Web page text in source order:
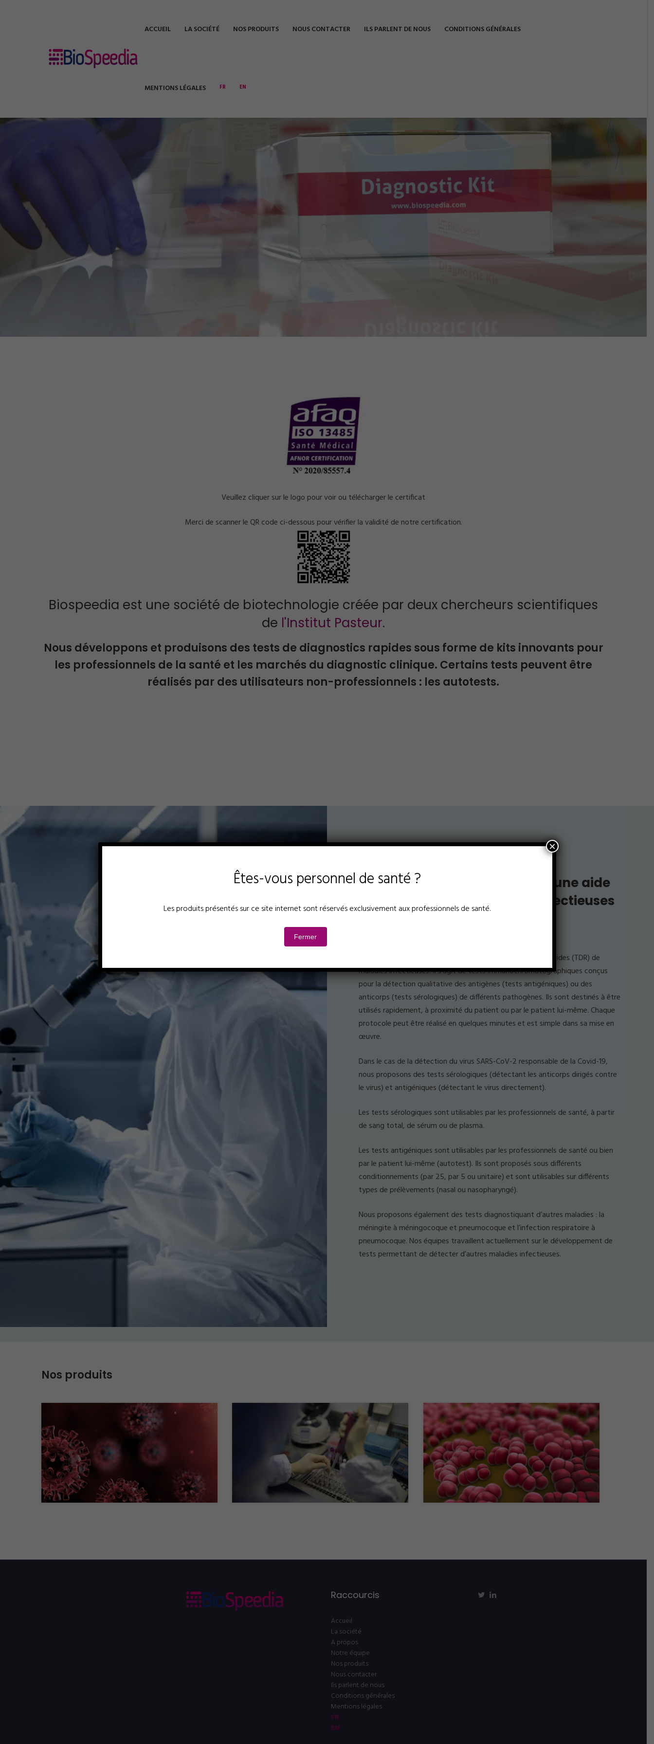
ACCUEIL LA SOCIÉTÉ NOS PRODUITS NOUS CONTACTER ILS PARLENT DE NOUS CONDITIONS GÉNÉRALES
MENTIONS LÉGALES FR EN
Veuillez cliquer sur le logo pour voir ou télécharger le certificat
Merci de scanner le QR code ci-dessous pour vérifier la validité de notre certification.
Biospeedia est une société de biotechnologie créée par deux chercheurs scientifiques
de l'Institut Pasteur.
Nous développons et produisons des tests de diagnostics rapides sous forme de kits innovants pour
les professionnels de la santé et les marchés du diagnostic clinique. Certains tests peuvent être
réalisés par des utilisateurs non-professionnels : les autotests.
Des kits de tests rapides pour une aide
au diagnostic de maladies infectieuses
Nous vous proposons divers kits de Tests de Diagnostic Rapides (TDR) de
maladies infectieuses. Il s’agit de tests immunochromatographiques conçus
pour la détection qualitative des antigènes (tests antigéniques) ou des
anticorps (tests sérologiques) de différents pathogènes. Ils sont destinés à être
utilisés rapidement, à proximité du patient ou par le patient lui-même. Chaque
protocole peut être réalisé en quelques minutes et est simple dans sa mise en
œuvre.
Dans le cas de la détection du virus SARS-CoV-2 responsable de la Covid-19,
nous proposons des tests sérologiques (détectant les anticorps dirigés contre
le virus) et antigéniques (détectant le virus directement).
Les tests sérologiques sont utilisables par les professionnels de santé, à partir
de sang total, de sérum ou de plasma.
Les tests antigéniques sont utilisables par les professionnels de santé ou bien
par le patient lui-même (autotest). Ils sont proposés sous différents
conditionnements (par 25, par 5 ou unitaire) et sont utilisables sur différents
types de prélèvements (nasal ou nasopharyngé).
Nous proposons également des tests diagnostiquant d’autres maladies : la
méningite à méningocoque et pneumocoque et l’infection respiratoire à
pneumocoque. Nos équipes travaillent actuellement sur le développement de
tests permettant de détecter d’autres maladies infectieuses.
Nos produits
Raccourcis
Accueil
La société
A propos
Notre équipe
Nos produits
Nous contacter
Ils parlent de nous
Conditions générales
Mentions légales
FR
EN
Êtes-vous personnel de santé ?
Les produits présentés sur ce site internet sont réservés exclusivement aux professionnels de santé.
Fermer
×